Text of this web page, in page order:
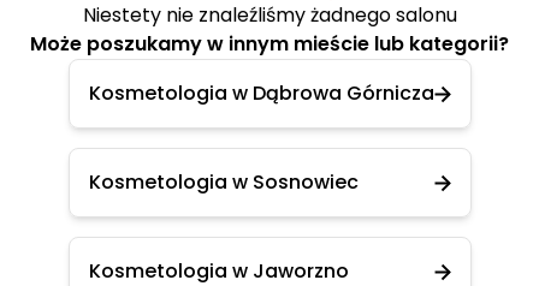
Niestety nie znaleźliśmy żadnego salonu
Może poszukamy w innym mieście lub kategorii?
Kosmetologia w Dąbrowa Górnicza
Kosmetologia w Sosnowiec
Kosmetologia w Jaworzno